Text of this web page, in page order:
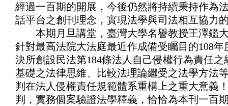
經過一百期的開展，今後仍然將持續秉持作為
話平台之創刊理念，實現法學與司法相互協
本期月旦講堂，臺灣大學名譽教授王澤鑑
針對最高法院大法庭最近作成備受矚目的108年
決所創設民法第184條法人自己侵權行為責任
基礎之法律思維、比較法理論繼受之法學方法
判在法人侵權責任規範體系重構上之重大意義
判，實務個案驗證法學釋義，恰恰為本刊一百